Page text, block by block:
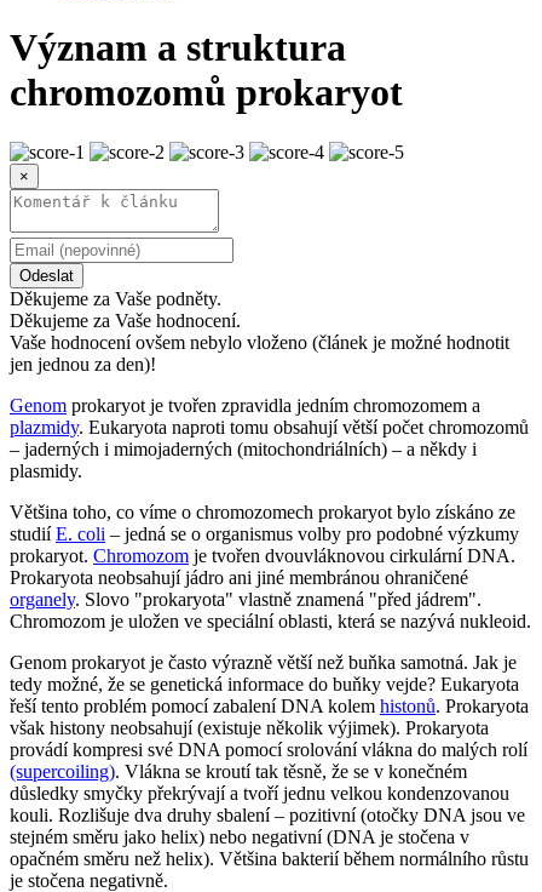
Význam a struktura
chromozomů prokaryot
×
Odeslat
Děkujeme za Vaše podněty.
Děkujeme za Vaše hodnocení.
Vaše hodnocení ovšem nebylo vloženo (článek je možné hodnotit
jen jednou za den)!
Genom prokaryot je tvořen zpravidla jedním chromozomem a
plazmidy. Eukaryota naproti tomu obsahují větší počet chromozomů
– jaderných i mimojaderných (mitochondriálních) – a někdy i
plasmidy.
Většina toho, co víme o chromozomech prokaryot bylo získáno ze
studiíE. coli – jedná se o organismus volby pro podobné výzkumy
prokaryot. Chromozom je tvořen dvouvláknovou cirkulární DNA.
Prokaryota neobsahují jádro ani jiné membránou ohraničené
organely. Slovo "prokaryota" vlastně znamená "před jádrem".
Chromozom je uložen ve speciální oblasti, která se nazývá nukleoid.
Genom prokaryot je často výrazně větší než buňka samotná. Jak je
tedy možné, že se genetická informace do buňky vejde? Eukaryota
řeší tento problém pomocí zabalení DNA kolem histonů. Prokaryota
však histony neobsahují (existuje několik výjimek). Prokaryota
provádí kompresi své DNA pomocí srolování vlákna do malých rolí
(supercoiling). Vlákna se kroutí tak těsně, že se v konečném
důsledky smyčky překrývají a tvoří jednu velkou kondenzovanou
kouli. Rozlišuje dva druhy sbalení – pozitivní (otočky DNA jsou ve
stejném směru jako helix) nebo negativní (DNA je stočena v
opačném směru než helix). Většina bakterií během normálního růstu
je stočena negativně.